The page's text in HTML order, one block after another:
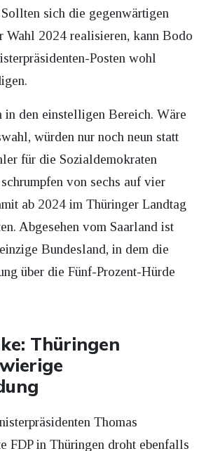
sich die gegenwärtigen
Wahl 2024 realisieren, kann Bodo
Posten wohl
in den einstelligen Bereich. Wäre
würden nur noch neun statt
für die Sozialdemokraten
von sechs auf vier
ab 2024 im Thüringer Landtag
Abgesehen vom Saarland ist
Bundesland, in dem die
über die Fünf-Prozent-Hürde
Thüringen
Thomas
FDP in Thüringen droht ebenfalls